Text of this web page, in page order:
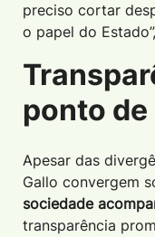
preciso cortar
o papel do
ponto
Apesar das
Gallo convergem
sociedade
transparência